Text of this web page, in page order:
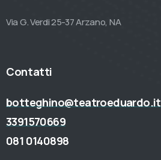
Via G. Verdi 25-37 Arzano, NA
Contatti
botteghino@teatroeduardo.it
3391570669
081 0140898